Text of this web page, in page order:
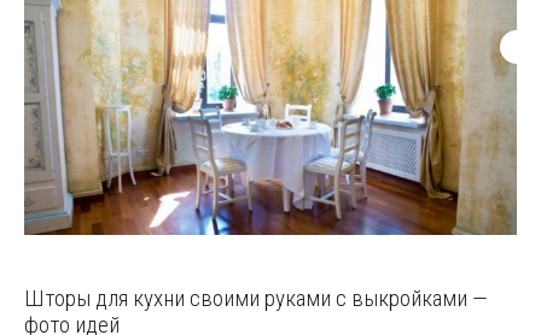
Шторы для кухни своими руками с выкройками —
фото идей